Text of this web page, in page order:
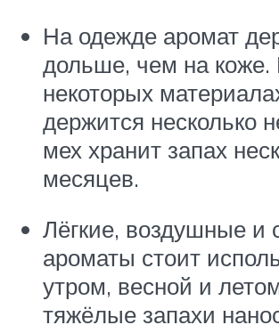
На одежде аромат
дольше, чем на коже.
некоторых
держится несколько
мех хранит запах
месяцев.
Лёгкие, воздушные и
ароматы стоит
утром, весной и
тяжёлые запахи